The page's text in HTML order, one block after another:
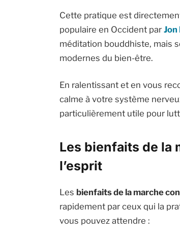
Cette pratique est
populaire en Occident parJon
méditation bouddhiste, mais
modernes du bien-être.
En ralentissant et en vous
calme à votre système
particulièrement utile pour
Les bienfaits de la
l’esprit
Les bienfaits de la marche
rapidement par ceux qui la
vous pouvez attendre :